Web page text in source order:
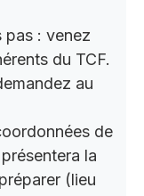
pas : venez
du TCF.
au
de
la
(lieu